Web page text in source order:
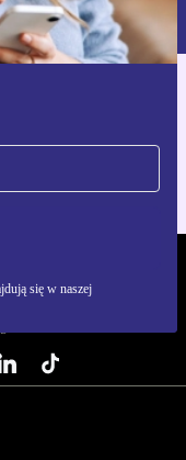
się w naszej